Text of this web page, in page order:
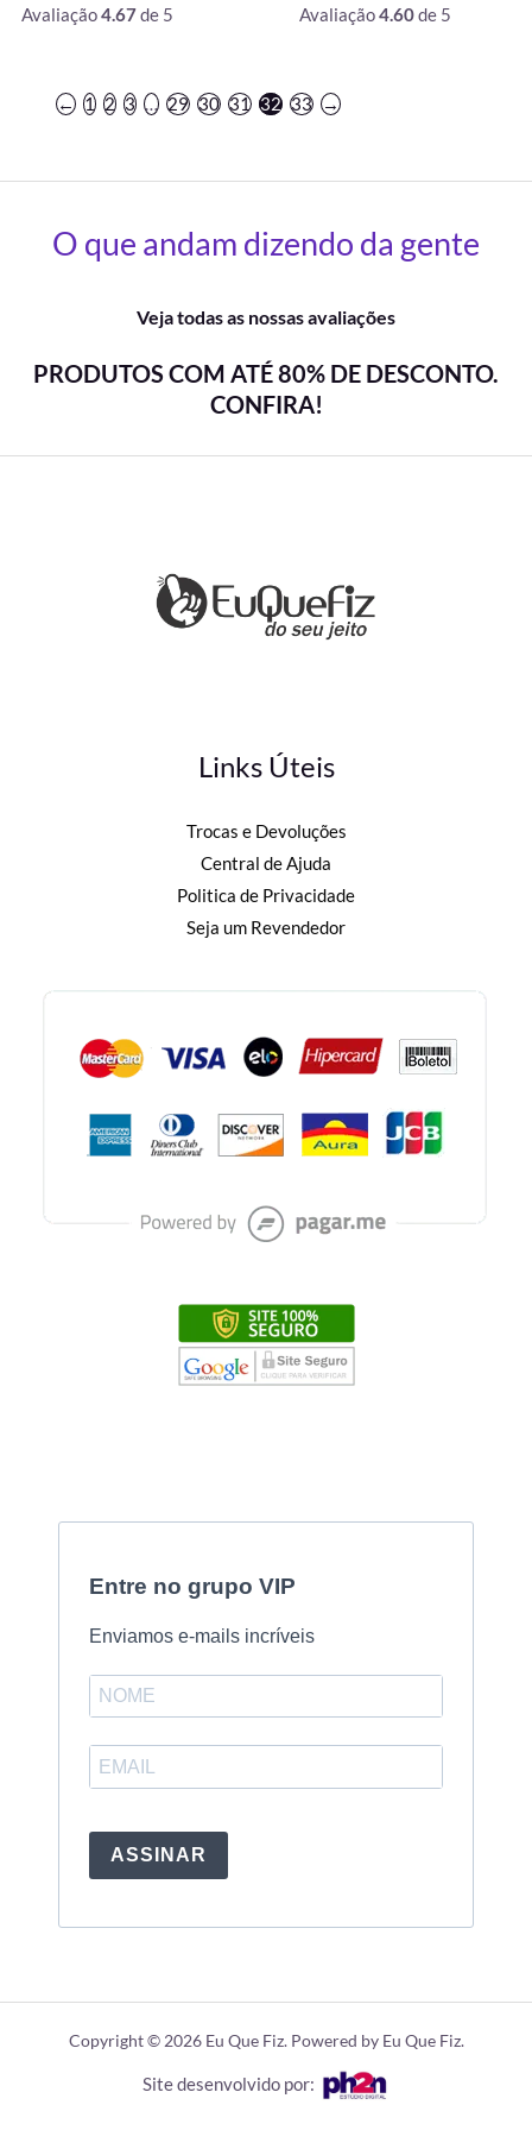
Avaliação4.67de 5 Avaliação4.60de 5
← 1 2 3 … 29 30 31 32 33 →
O que andam dizendo da gente
Veja todas as nossas avaliações
PRODUTOS COM ATÉ 80% DE DESCONTO.
CONFIRA!
Links Úteis
Trocas e Devoluções
Central de Ajuda
Politica de Privacidade
Seja um Revendedor
Entre no grupo VIP
Enviamos e-mails incríveis
ASSINAR
Copyright © 2026 Eu Que Fiz. Powered by Eu Que Fiz.
Site desenvolvido por: